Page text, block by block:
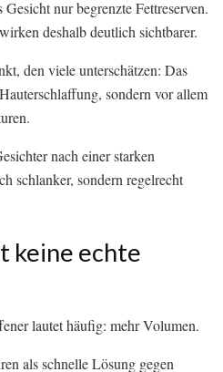
nur begrenzte Fettreserven.
deshalb deutlich sichtbarer.
den viele unterschätzen: Das
sondern vor allem
nach einer starken
schlanker, sondern regelrecht
keine echte
lautet häufig: mehr Volumen.
als schnelle Lösung gegen